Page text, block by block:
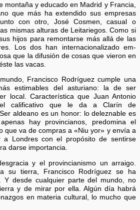
montaña y educado en Madrid y Francia,
que más ha extendido sus empresas
con otro, José Cosmen, casual o
mismas alturas de Leita­riegos. Como si
hijos para remontarse más allá de las
Los dos han internacionalizado em­
que la difusión de cosas que vieron en
las vacas.
Francisco Rodríguez cumple una
estimables del asturiano: la de ser
local. Característica que Juan Antonio
calificativo que le da a Clarín de
aldeano es un honor: lo deleznable es
hay provincianos, predomina el
que va de compras a «Niu yor» y envía a
a Londres con el propósito de sentirse
darse importancia.
y el provincianismo un arraigo.
su tierra, Francisco Rodríguez se ha
Y desde cualquier parte del mundo, no
y de mirar por ella. Algún día habrá
en materia cultural, lo mucho que